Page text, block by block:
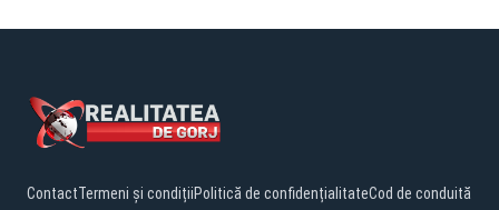
ContactTermeni și condițiiPolitică de confidențialitateCod de conduită